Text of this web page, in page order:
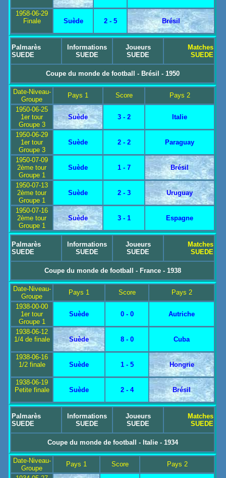
1958-06-29
Finale
Suède 2 - 5 Brésil
Palmarès
SUEDE
Informations
SUEDE
Joueurs
SUEDE
Matches
SUEDE
Coupe du monde de football - Brésil - 1950
Date-Niveau-
Groupe
Pays 1 Score
Pays 2
1950-06-25
1er tour
Groupe 3
Suède 3 - 2 Italie
1950-06-29
1er tour
Groupe 3
Suède 2 - 2 Paraguay
1950-07-09
2ème tour
Groupe 1
Suède 1 - 7 Brésil
1950-07-13
2ème tour
Groupe 1
Suède 2 - 3 Uruguay
1950-07-16
2ème tour
Groupe 1
Suède 3 - 1 Espagne
Palmarès
SUEDE
Informations
SUEDE
Joueurs
SUEDE
Matches
SUEDE
Coupe du monde de football - France - 1938
Date-Niveau-
Groupe
Pays 1 Score
Pays 2
1938-00-00
1er tour
Groupe 1
Suède 0 - 0 Autriche
1938-06-12
1/4 de finale
Suède 8 - 0 Cuba
1938-06-16
1/2 finale
Suède 1 - 5 Hongrie
1938-06-19
Petite finale
Suède 2 - 4 Brésil
Palmarès
SUEDE
Informations
SUEDE
Joueurs
SUEDE
Matches
SUEDE
Coupe du monde de football - Italie - 1934
Date-Niveau-
Groupe
Pays 1 Score
Pays 2